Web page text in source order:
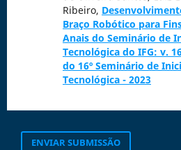
Ribeiro,
Braço Robótico para
Anais do Seminário de
Tecnológica do IFG: v.
do 16º Seminário de
Tecnológica - 2023
ENVIAR SUBMISSÃO